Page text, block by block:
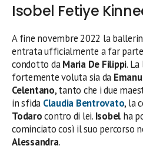
Isobel Fetiye
A fine novembre 2022 la
entrata ufficialmente a far
condotto daMaria De Filippi.
fortemente voluta sia da
Celentano, tanto che i due
in sfida Claudia Bentrovato, la
Todarocontro di lei. Isobel ha
cominciato così il suo percorso
Alessandra.